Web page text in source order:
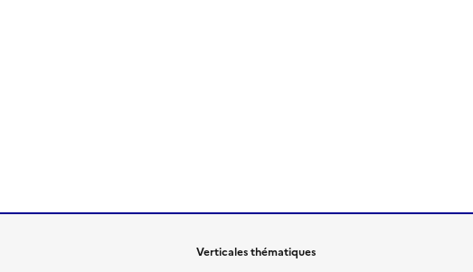
Verticales thématiques